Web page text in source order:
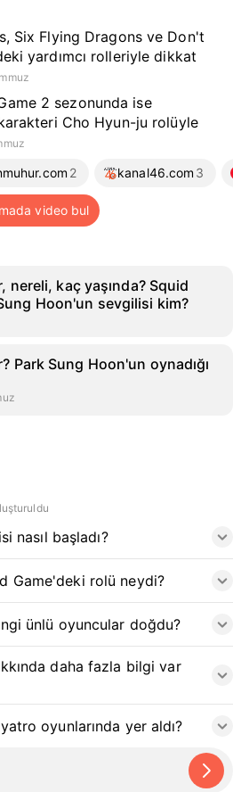
Six Flying Dragons ve Don't
yardımcı rolleriyle dikkat
2 sezonunda ise
Cho Hyun-ju rolüyle
2 kanal46.com 3
video bul
nereli, kaç yaşında? Squid
Hoon'un sevgilisi kim?
Park Sung Hoon'un oynadığı
nasıl başladı?
Game'deki rolü neydi?
ünlü oyuncular doğdu?
daha fazla bilgi var
oyunlarında yer aldı?